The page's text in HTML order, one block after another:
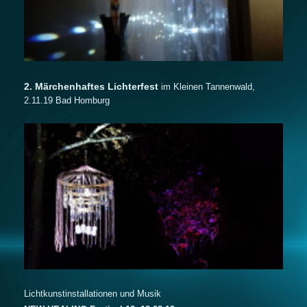
2. Märchenhaftes Lichterfest im Kleinen Tannenwald,
2.11.19 Bad Homburg
Lichtkunstinstallationen und Musik